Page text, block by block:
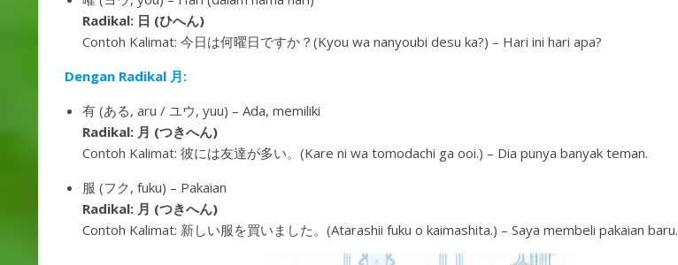
Radikal: 日 (ひへん)
Contoh Kalimat: 今日は何曜日ですか？(Kyou wa nanyoubi desu ka?) – Hari ini hari apa?
Dengan Radikal 月:
有 (ある, aru / ユウ, yuu) – Ada, memiliki
Radikal: 月 (つきへん)
Contoh Kalimat: 彼には友達が多い。(Kare ni wa tomodachi ga ooi.) – Dia punya banyak teman.
服 (フク, fuku) – Pakaian
Radikal: 月 (つきへん)
Contoh Kalimat: 新しい服を買いました。(Atarashii fuku o kaimashita.) – Saya membeli pakaian baru.